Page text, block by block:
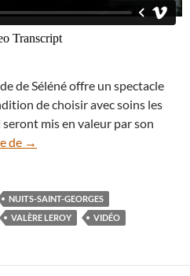
de Séléné offre un spectacle
de choisir avec soins les
mis en valeur par son
de En vidéo : Full Moon 2016, un
→
NUITS-SAINT-GEORGES
VALÈRE LEROY VIDÉO